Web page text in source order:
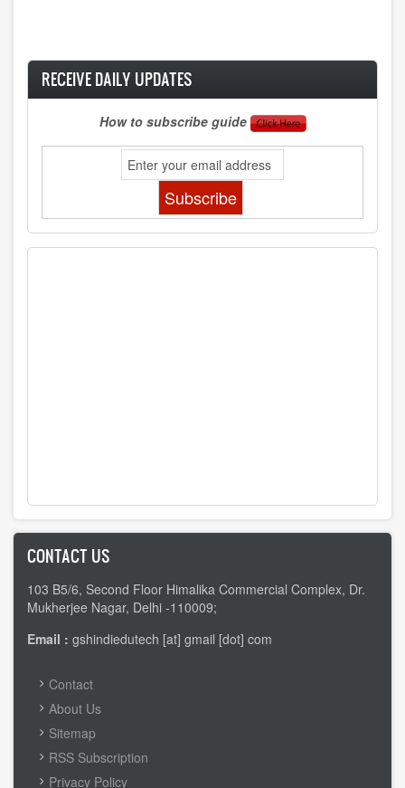
RECEIVE DAILY UPDATES
How to subscribe guide
CONTACT US
103 B5/6, Second Floor Himalika Commercial Complex, Dr.
Mukherjee Nagar, Delhi -110009;
Email : gshindiedutech [at] gmail [dot] com
FOOTER
MENU
Contact
About Us
Sitemap
RSS Subscription
Privacy Policy